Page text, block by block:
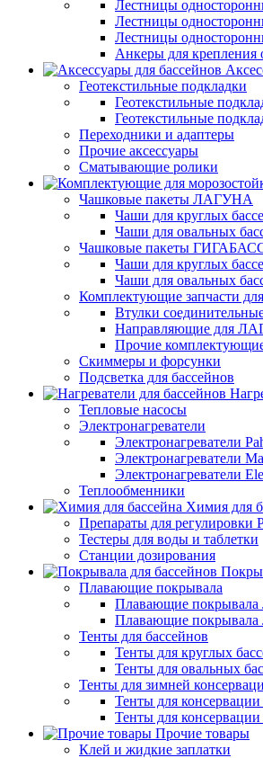
Лестницы
Лестницы
Лестницы
Анкеры для крепления
Геотекстильные подкладки
Геотекстильные
Геотекстильные
Переходники и адаптеры
Прочие аксессуары
Сматывающие ролики
Чашковые пакеты ЛАГУНА
Чаши для круглых
Чаши для овальных
Чашковые пакеты
Чаши для круглых
Чаши для овальных
Комплектующие запчасти
Втулки
Направляющие для
Прочие
Скиммеры и форсунки
Подсветка для бассейнов
Тепловые насосы
Электронагреватели
Электронагреватели
Электронагреватели
Электронагреватели
Теплообменники
Химия для
Препараты для регулировки
Тестеры для воды и таблетки
Станции дозирования
Плавающие покрывала
Плавающие
Плавающие
Тенты для бассейнов
Тенты для круглых
Тенты для овальных
Тенты для зимней
Тенты для
Тенты для
Прочие товары
Клей и жидкие заплатки